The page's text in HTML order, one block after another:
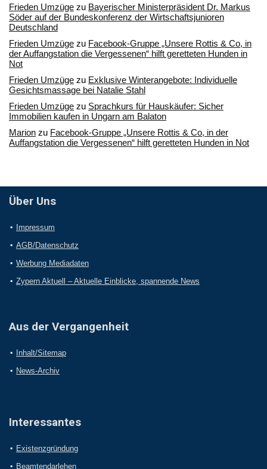
Frieden Umzüge zu Bayerischer Ministerpräsident Dr. Markus
Söder auf der Bundeskonferenz der Wirtschaftsjunioren
Deutschland
Frieden Umzüge zu Facebook-Gruppe „Unsere Rottis & Co, in
der Auffangstation die Vergessenen“ hilft geretteten Hunden in
Not
Frieden Umzüge zu Exklusive Winterangebote: Individuelle
Gesichtsmassage bei Natalie Stahl
Frieden Umzüge zu Sprachkurs für Hauskäufer: Sicher
Immobilien kaufen in Ungarn am Balaton
Marion zu Facebook-Gruppe „Unsere Rottis & Co, in der
Auffangstation die Vergessenen“ hilft geretteten Hunden in Not
Über Uns
Impressum
AGB/Datenschutz
Werbung Mediadaten
Zypern Aktuell – Aktuelle Einblicke, spannende News
Aus der Vergangenheit
Inhalt/Sitemap
News-Archiv
Interessantes
Existenzgründung
Beamtendarlehen